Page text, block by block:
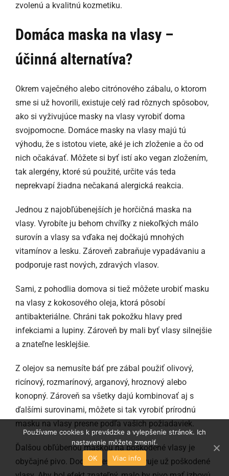
zvolenú a kvalitnú kozmetiku.
Domáca maska ​​na vlasy –
účinná alternatíva?
Okrem vaječného alebo citrónového zábalu, o ktorom
sme si už hovorili, existuje celý rad rôznych spôsobov,
ako si vyživujúce masky na vlasy vyrobiť doma
svojpomocne. Domáce masky na vlasy majú tú
výhodu, že s istotou viete, aké je ich zloženie a čo od
nich očakávať. Môžete si byť istí ako vegan zložením,
tak alergény, ktoré sú použité, určite vás teda
neprekvapí žiadna nečakaná alergická reakcia.
Jednou z najobľúbenejších je horčičná maska na
vlasy. Vyrobíte ju behom chvíľky z niekoľkých málo
surovín a vlasy sa vďaka nej dočkajú mnohých
vitamínov a lesku. Zároveň zabraňuje vypadávaniu a
podporuje rast nových, zdravých vlasov.
Sami, z pohodlia domova si tiež môžete urobiť masku
na vlasy z kokosového oleja, ktorá pôsobí
antibakteriálne. Chráni tak pokožku hlavy pred
infekciami a lupiny. Zároveň by mali byť vlasy silnejšie
a znateľne lesklejšie.
Z olejov sa nemusíte báť pre zábal použiť olivový,
ricínový, rozmarínový, arganový, hroznový alebo
konopný. Zároveň sa všetky dajú kombinovať aj s
ďalšími surovinami, môžete si tak vyrobiť prírodnú
masku na vlasy presne podľa vašich požiadaviek.
Ďalšou obľúbenou maskou na poškodené vlasy je
obyčajné pivo. Dodáva lesk a uzdravuje už poškodené
Používame cookies k prevádzke a vylepšenie stránok. Ich
nastavenie môžete zmeniť.
OK
Viac info